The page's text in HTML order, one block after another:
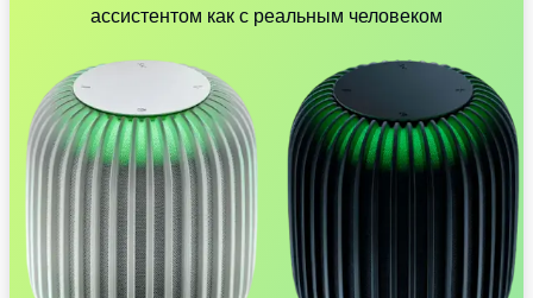
ассистентом как с реальным человеком